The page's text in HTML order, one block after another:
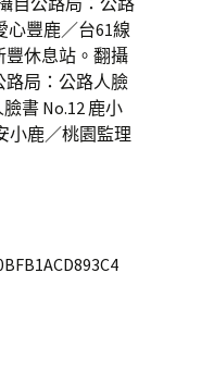
豐鹿／台61線
休息站。翻攝
局：公路人臉
書 No.12 鹿小
小鹿／桃園監理